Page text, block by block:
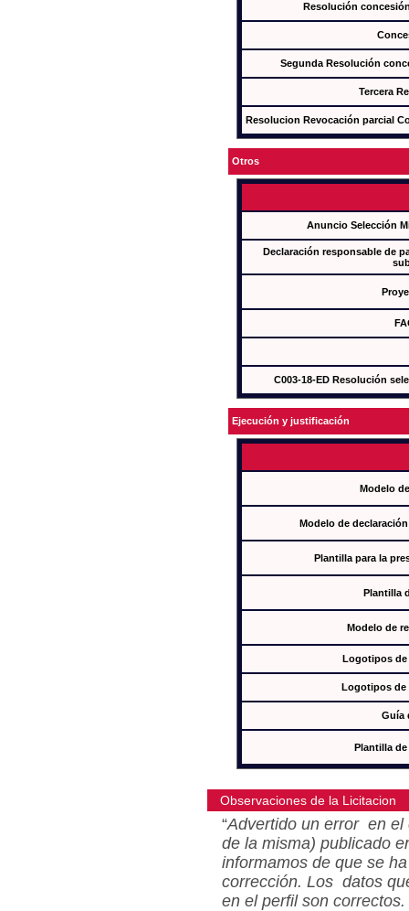
Resolución
Segunda Resolución
Tercera
Resolucion Revocación parcial
Otros
Anuncio Selección
Declaración responsable de
C003-18-ED Resolución
Ejecución y justificación
Modelo
Modelo de
Plantilla para la
Plantilla
Modelo de
Logotipos de
Logotipos de
Guía
Plantilla
Observaciones de la Licitacion
“Advertido un error en el
de la misma) publicado
informamos de que se
corrección. Los datos
en el perfil son correctos.